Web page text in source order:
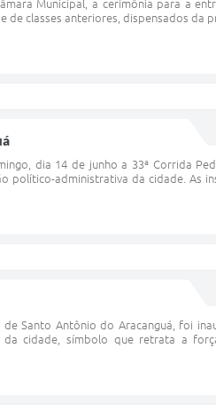
Municipal, a cerimônia para a
classes anteriores, dispensados da
dia 14 de junho a 33ª Corrida
político-administrativa da cidade. As
Santo Antônio do Aracanguá, foi
da cidade, símbolo que retrata a